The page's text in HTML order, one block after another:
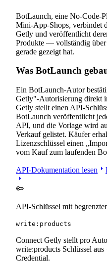
BotLaunch, eine No-Code-
Mini-App-Shops, verbindet
Getly und veröffentlicht
Produkte — vollständig über
gerade gezeigt hat.
Was BotLaunch
Ein BotLaunch-Autor
Getly"-Autorisierung direkt
Getly stellt einen API-
BotLaunch veröffentlicht
API, und die Vorlage wird
Verkauf gelistet. Käufer
Lizenzschlüssel einen
vom Kauf zum laufenden
API-Dokumentation lesen arrow_right
arrow_right
key
API-Schlüssel mit
write:products
Connect Getly stellt pro
write:products Schlüssel
Credential.